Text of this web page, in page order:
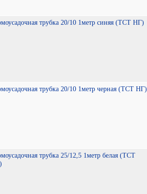
трубка 20/10 1метр синяя (TCT НГ)
трубка 20/10 1метр черная (TCT НГ)
трубка 25/12,5 1метр белая (TCT